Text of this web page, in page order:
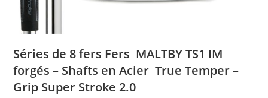
Séries de 8 fers Fers MALTBY TS1 IM
forgés – Shafts en Acier True Temper –
Grip Super Stroke 2.0